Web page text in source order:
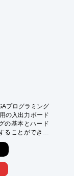
プログラミング
の入出力ボード
の基本とハード
ることができま
テップアップ方
す。
にオススメ
リキュラム